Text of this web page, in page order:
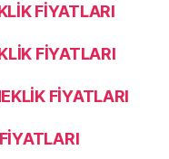
FİYATLARI
FİYATLARI
FİYATLARI